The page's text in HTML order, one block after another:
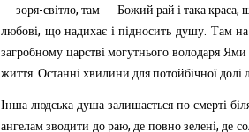
— зоря-світло, там — Божий рай і така краса,
любові, що надихає і підносить душу. Там на
загробному царстві могутнього володаря Ями
життя. Останні хвилини для потойбічної долі
Інша людська душа залишається по смерті
ангелам зводити до раю,де повно зелені,де